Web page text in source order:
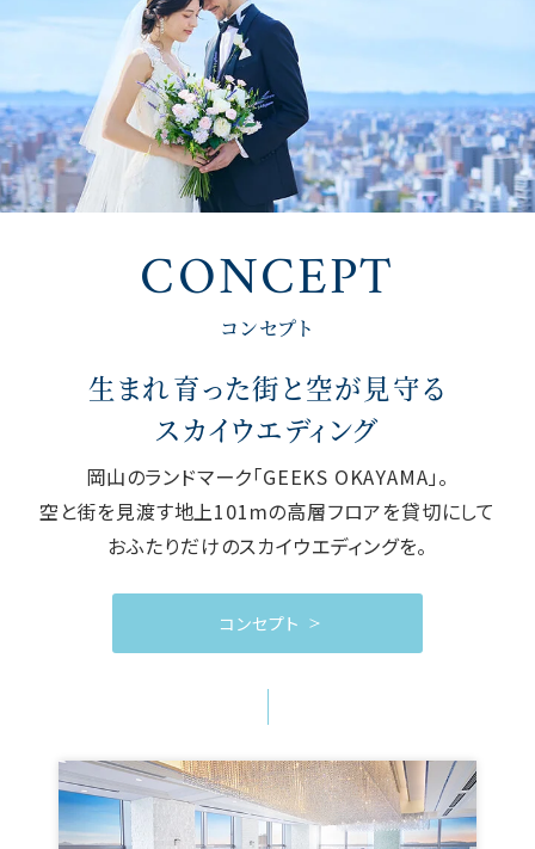
CONCEPT
コンセプト
生まれ育った街と空が見守る
スカイウエディング
岡山のランドマーク「GEEKS OKAYAMA」。
空と街を見渡す地上101mの高層フロアを貸切にして
おふたりだけのスカイウエディングを。
コンセプト